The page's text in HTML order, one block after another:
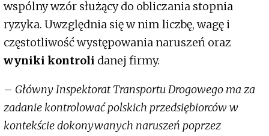
wspólny wzór służący do obliczania stopnia
ryzyka. Uwzględnia się w nim liczbę, wagę i
częstotliwość występowania naruszeń oraz
wyniki kontroli danej firmy.
– Główny Inspektorat Transportu Drogowego ma za
zadanie kontrolować polskich przedsiębiorców w
kontekście dokonywanych naruszeń poprzez